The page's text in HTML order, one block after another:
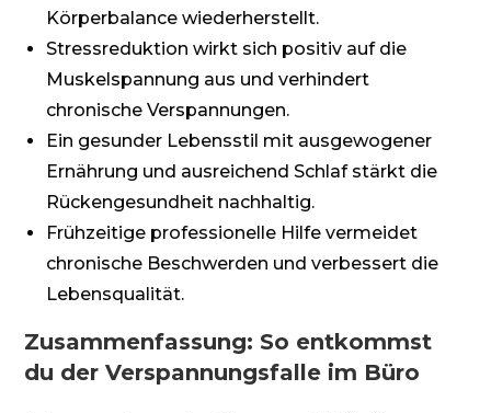
Körperbalance wiederherstellt.
Stressreduktion wirkt sich positiv auf die
Muskelspannung aus und verhindert
chronische Verspannungen.
Ein gesunder Lebensstil mit ausgewogener
Ernährung und ausreichend Schlaf stärkt die
Rückengesundheit nachhaltig.
Frühzeitige professionelle Hilfe vermeidet
chronische Beschwerden und verbessert die
Lebensqualität.
Zusammenfassung: So entkommst
du der Verspannungsfalle im Büro